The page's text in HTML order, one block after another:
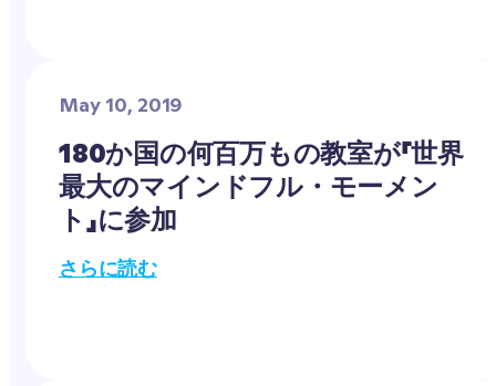
May 10, 2019
180か国の何百万もの教室が「世界
最大のマインドフル・モーメン
ト」に参加
さらに読む